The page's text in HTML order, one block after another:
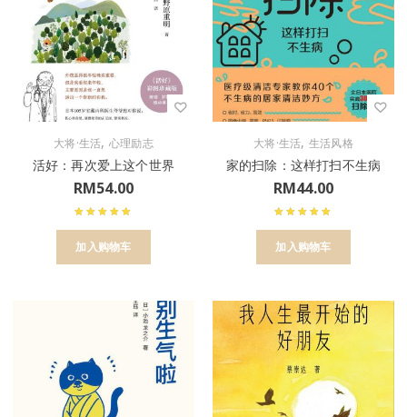
大将·生活, 心理励志
活好：再次爱上这个世界
RM54.00
加入购物车
大将·生活, 生活风格
家的扫除：这样打扫不生病
RM44.00
加入购物车